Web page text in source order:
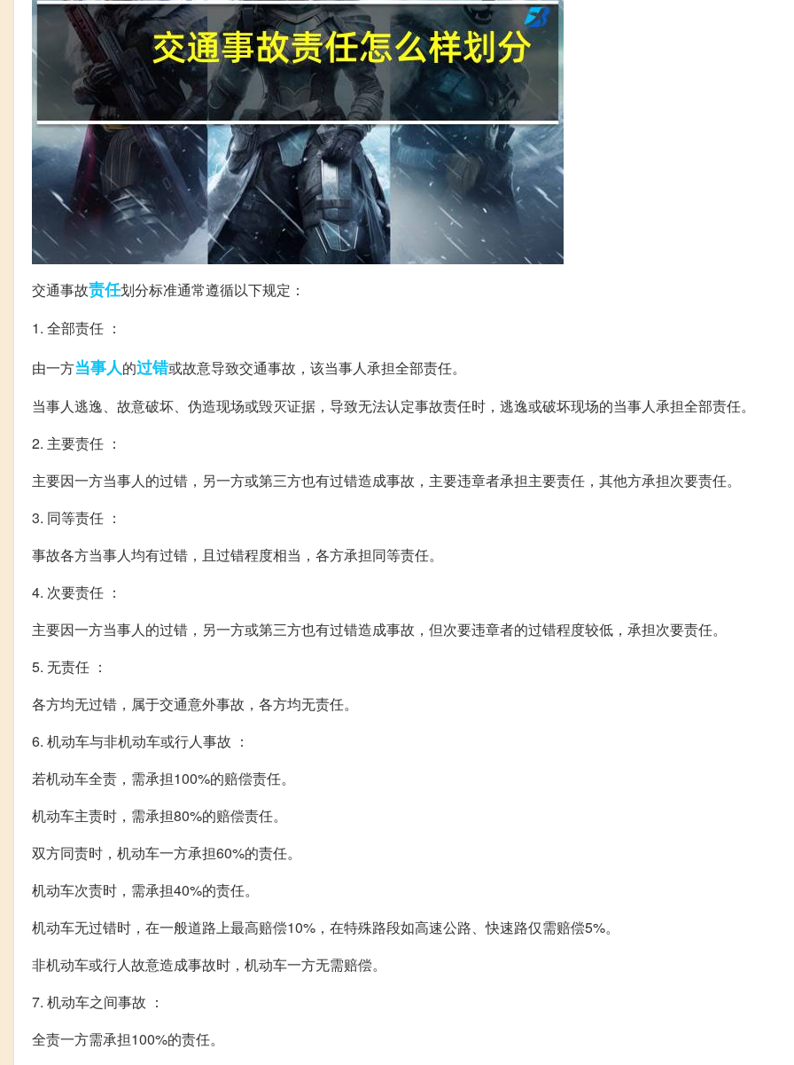
交通事故责任划分标准通常遵循以下规定：
1. 全部责任 ：
由一方当事人的过错或故意导致交通事故，该当事人承担全部责任。
当事人逃逸、故意破坏、伪造现场或毁灭证据，导致无法认定事故责任时，逃逸或破坏现场的当事人承担全部责任。
2. 主要责任 ：
主要因一方当事人的过错，另一方或第三方也有过错造成事故，主要违章者承担主要责任，其他方承担次要责任。
3. 同等责任 ：
事故各方当事人均有过错，且过错程度相当，各方承担同等责任。
4. 次要责任 ：
主要因一方当事人的过错，另一方或第三方也有过错造成事故，但次要违章者的过错程度较低，承担次要责任。
5. 无责任 ：
各方均无过错，属于交通意外事故，各方均无责任。
6. 机动车与非机动车或行人事故 ：
若机动车全责，需承担100%的赔偿责任。
机动车主责时，需承担80%的赔偿责任。
双方同责时，机动车一方承担60%的责任。
机动车次责时，需承担40%的责任。
机动车无过错时，在一般道路上最高赔偿10%，在特殊路段如高速公路、快速路仅需赔偿5%。
非机动车或行人故意造成事故时，机动车一方无需赔偿。
7. 机动车之间事故 ：
全责一方需承担100%的责任。